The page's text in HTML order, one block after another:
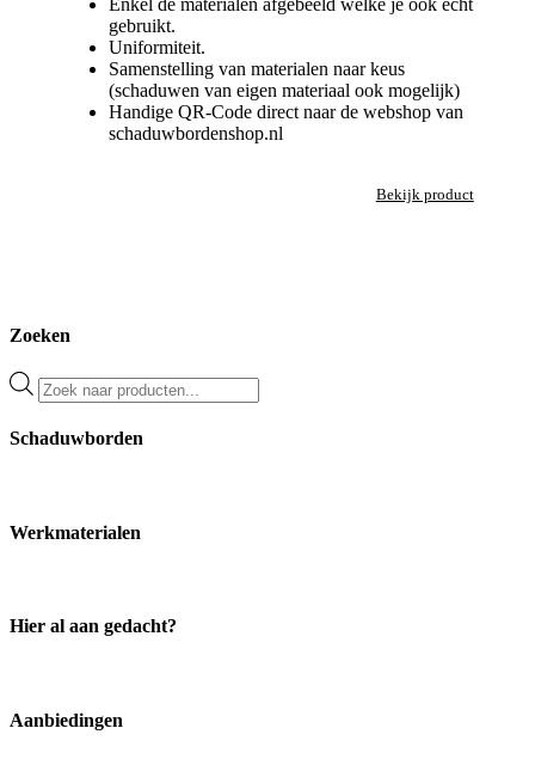
gebruikt.
Uniformiteit.
Samenstelling van materialen naar keus
(schaduwen van eigen materiaal ook mogelijk)
Handige QR-Code direct naar de webshop van
schaduwbordenshop.nl
Bekijk product
Zoeken
Producten
zoeken
Schaduwborden
Werkmaterialen
Hier al aan gedacht?
Aanbiedingen